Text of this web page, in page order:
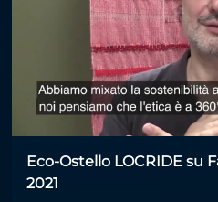
Eco-Ostello LOCRIDE su
2021